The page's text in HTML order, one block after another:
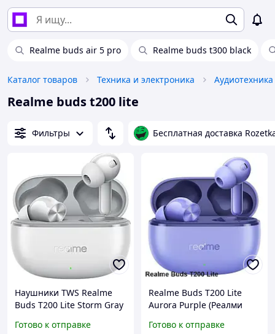
Realme buds air 5 pro Realme buds t300 black
Каталог товаров Техника и электроника
Realme buds t200 lite
Фильтры Бесплатная доставка
Наушники TWS Realme
Buds T200 Lite Storm Gray
Готово к отправке
Realme Buds T200 Lite
Aurora Purple (Реалми
Готово к отправке